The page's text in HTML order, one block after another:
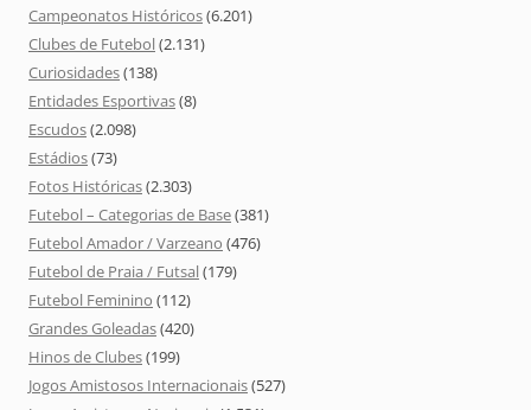
Campeonatos Históricos(6.201)
Clubes de Futebol(2.131)
Curiosidades(138)
Entidades Esportivas(8)
Escudos(2.098)
Estádios(73)
Fotos Históricas(2.303)
Futebol – Categorias de Base(381)
Futebol Amador / Varzeano (476)
Futebol de Praia / Futsal(179)
Futebol Feminino (112)
Grandes Goleadas(420)
Hinos de Clubes(199)
Jogos Amistosos Internacionais(527)